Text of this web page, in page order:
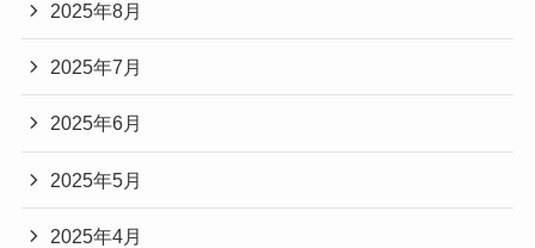
2025年8月
2025年7月
2025年6月
2025年5月
2025年4月